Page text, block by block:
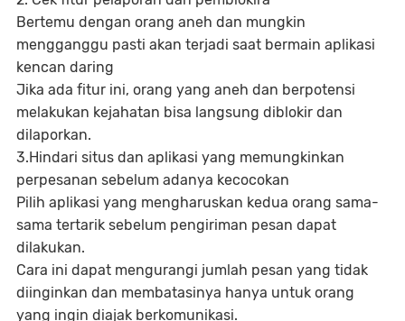
Bertemu dengan orang aneh dan mungkin
mengganggu pasti akan terjadi saat bermain aplikasi
kencan daring
Jika ada fitur ini, orang yang aneh dan berpotensi
melakukan kejahatan bisa langsung diblokir dan
dilaporkan.
3.Hindari situs dan aplikasi yang memungkinkan
perpesanan sebelum adanya kecocokan
Pilih aplikasi yang mengharuskan kedua orang sama-
sama tertarik sebelum pengiriman pesan dapat
dilakukan.
Cara ini dapat mengurangi jumlah pesan yang tidak
diinginkan dan membatasinya hanya untuk orang
yang ingin diajak berkomunikasi.